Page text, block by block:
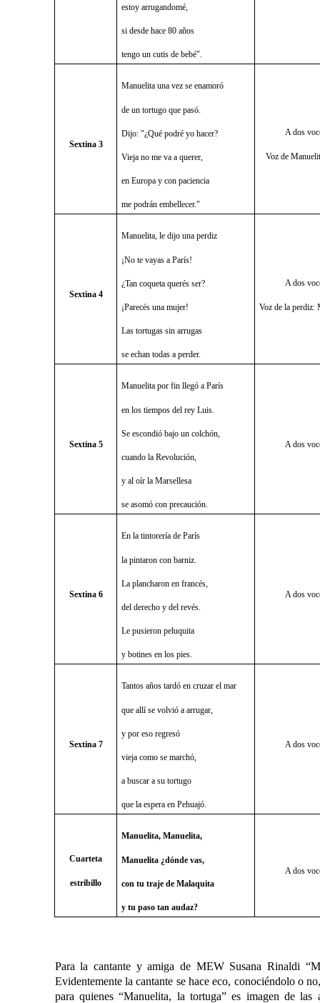
estoy arrugandomé,
si desde hace 80 años
tengo un cutis de bebé".
Sextina 3
Manuelita una vez se enamoró
de un tortugo que pasó.
Dijo: "¿Qué podré yo hacer?
Vieja no me va a querer,
en Europa y con paciencia
me podrán embellecer."
A dos
Voz de
Sextina 4
Manuelita, le dijo una perdiz
¡No te vayas a París!
¿Tan coqueta querés ser?
¡Parecés una mujer!
Las tortugas sin arrugas
se echan todas a perder.
A dos
Voz de la perdiz:
Sextina 5
Manuelita por fin llegó a París
en los tiempos del rey Luis.
Se escondió bajo un colchón,
cuando la Revolución,
y al oír la Marsellesa
se asomó con precaución.
A dos
Sextina 6
En la tintorería de París
la pintaron con barniz.
La plancharon en francés,
del derecho y del revés.
Le pusieron peluquita
y botines en los pies.
A dos
Sextina 7
Tantos años tardó en cruzar el mar
que allí se volvió a arrugar,
y por eso regresó
vieja como se marchó,
a buscar a su tortugo
que la espera en Pehuajó.
A dos
Cuarteta
estribillo
Manuelita, Manuelita,
Manuelita ¿dónde vas,
con tu traje de Malaquita
y tu paso tan audaz?
A dos
Para la cantante y amiga de MEW Susana Rinaldi
Evidentemente la cantante se hace eco, conociéndolo o
para quienes “Manuelita, la tortuga” es imagen de